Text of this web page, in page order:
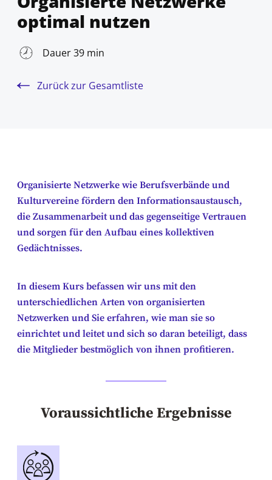
optimal nutzen
Dauer 39 min
Zurück zur Gesamtliste
Organisierte Netzwerke wie Berufsverbände und
Kulturvereine fördern den Informationsaustausch,
die Zusammenarbeit und das gegenseitige Vertrauen
und sorgen für den Aufbau eines kollektiven
Gedächtnisses.
In diesem Kurs befassen wir uns mit den
unterschiedlichen Arten von organisierten
Netzwerken und Sie erfahren, wie man sie so
einrichtet und leitet und sich so daran beteiligt, dass
die Mitglieder bestmöglich von ihnen profitieren.
Voraussichtliche Ergebnisse